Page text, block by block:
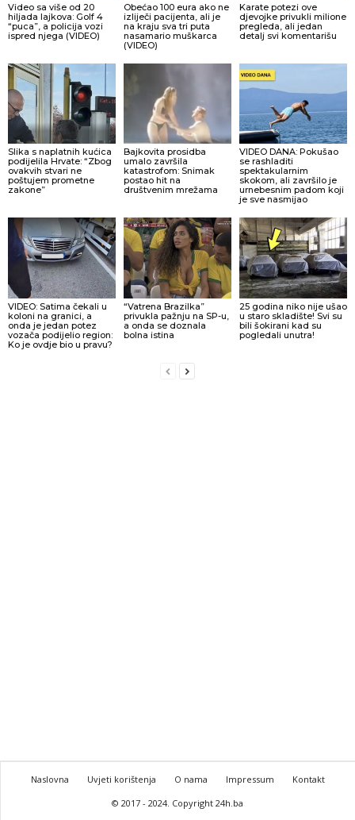
Video sa više od 20
hiljada lajkova: Golf 4
“puca”, a policija vozi
ispred njega (VIDEO)
Obećao 100 eura ako ne
izliječi pacijenta, ali je
na kraju sva tri puta
nasamario muškarca
(VIDEO)
Karate potezi ove
djevojke privukli milione
pregleda, ali jedan
detalj svi komentarišu
Slika s naplatnih kućica
podijelila Hrvate: “Zbog
ovakvih stvari ne
poštujem prometne
zakone”
Bajkovita prosidba
umalo završila
katastrofom: Snimak
postao hit na
društvenim mrežama
VIDEO DANA: Pokušao
se rashladiti
spektakularnim
skokom, ali završilo je
urnebesnim padom koji
je sve nasmijao
VIDEO: Satima čekali u
koloni na granici, a
onda je jedan potez
vozača podijelio region:
Ko je ovdje bio u pravu?
“Vatrena Brazilka”
privukla pažnju na SP-u,
a onda se doznala
bolna istina
25 godina niko nije ušao
u staro skladište! Svi su
bili šokirani kad su
pogledali unutra!
Naslovna Uvjeti korištenja O nama Impressum
Kontakt
© 2017 - 2024. Copyright 24h.ba